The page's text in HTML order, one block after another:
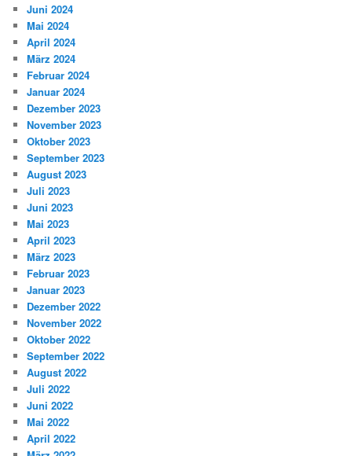
Juni 2024
Mai 2024
April 2024
März 2024
Februar 2024
Januar 2024
Dezember 2023
November 2023
Oktober 2023
September 2023
August 2023
Juli 2023
Juni 2023
Mai 2023
April 2023
März 2023
Februar 2023
Januar 2023
Dezember 2022
November 2022
Oktober 2022
September 2022
August 2022
Juli 2022
Juni 2022
Mai 2022
April 2022